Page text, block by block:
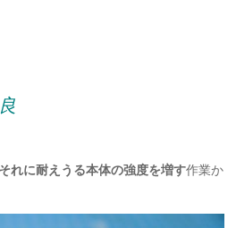
れに耐えうる本体の強度を増す作業か